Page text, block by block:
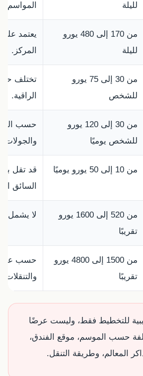
لليلة
المواسم.
من 170 إلى 480 يورو
لليلة
يعتمد
المركز.
من 30 إلى 75 يورو
للشخص
تختلف حسب
الراقية.
من 30 إلى 120 يورو
للشخص يوميًا
حسب القصر
والجولات
من 10 إلى 50 يورو يوميًا
قد تقل
السائق
من 520 إلى 1600 يورو
تقريبًا
لا يشمل
من 1500 إلى 4800 يورو
تقريبًا
حسب عدد
والتنقلات
للتخطيط فقط، وليست عرضًا
حسب الموسم، موقع الفندق،
المعالم، وطريقة التنقل.